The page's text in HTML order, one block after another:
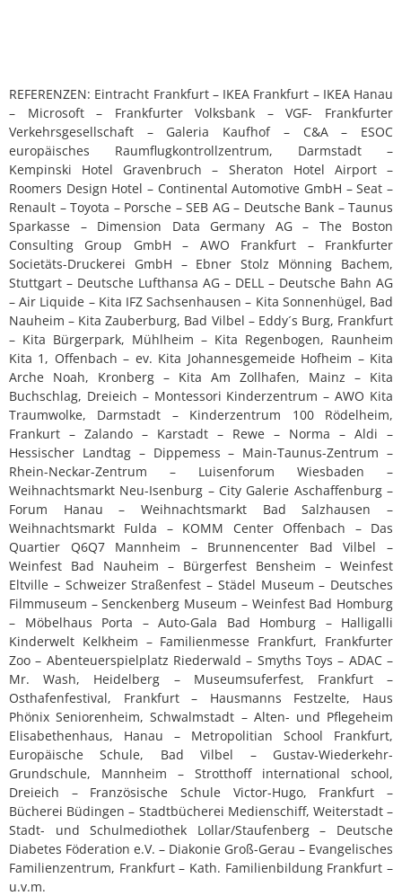
REFERENZEN: Eintracht Frankfurt – IKEA Frankfurt – IKEA Hanau
– Microsoft – Frankfurter Volksbank – VGF- Frankfurter
Verkehrsgesellschaft – Galeria Kaufhof – C&A – ESOC
europäisches Raumflugkontrollzentrum, Darmstadt –
Kempinski Hotel Gravenbruch – Sheraton Hotel Airport –
Roomers Design Hotel – Continental Automotive GmbH – Seat –
Renault – Toyota – Porsche – SEB AG – Deutsche Bank – Taunus
Sparkasse – Dimension Data Germany AG – The Boston
Consulting Group GmbH – AWO Frankfurt – Frankfurter
Societäts-Druckerei GmbH – Ebner Stolz Mönning Bachem,
Stuttgart – Deutsche Lufthansa AG – DELL – Deutsche Bahn AG
– Air Liquide – Kita IFZ Sachsenhausen – Kita Sonnenhügel, Bad
Nauheim – Kita Zauberburg, Bad Vilbel – Eddy´s Burg, Frankfurt
– Kita Bürgerpark, Mühlheim – Kita Regenbogen, Raunheim
Kita 1, Offenbach – ev. Kita Johannesgemeide Hofheim – Kita
Arche Noah, Kronberg – Kita Am Zollhafen, Mainz – Kita
Buchschlag, Dreieich – Montessori Kinderzentrum – AWO Kita
Traumwolke, Darmstadt – Kinderzentrum 100 Rödelheim,
Frankurt – Zalando – Karstadt – Rewe – Norma – Aldi –
Hessischer Landtag – Dippemess – Main-Taunus-Zentrum –
Rhein-Neckar-Zentrum – Luisenforum Wiesbaden –
Weihnachtsmarkt Neu-Isenburg – City Galerie Aschaffenburg –
Forum Hanau – Weihnachtsmarkt Bad Salzhausen –
Weihnachtsmarkt Fulda – KOMM Center Offenbach – Das
Quartier Q6Q7 Mannheim – Brunnencenter Bad Vilbel –
Weinfest Bad Nauheim – Bürgerfest Bensheim – Weinfest
Eltville – Schweizer Straßenfest – Städel Museum – Deutsches
Filmmuseum – Senckenberg Museum – Weinfest Bad Homburg
– Möbelhaus Porta – Auto-Gala Bad Homburg – Halligalli
Kinderwelt Kelkheim – Familienmesse Frankfurt, Frankfurter
Zoo – Abenteuerspielplatz Riederwald – Smyths Toys – ADAC –
Mr. Wash, Heidelberg – Museumsuferfest, Frankfurt –
Osthafenfestival, Frankfurt – Hausmanns Festzelte, Haus
Phönix Seniorenheim, Schwalmstadt – Alten- und Pflegeheim
Elisabethenhaus, Hanau – Metropolitian School Frankfurt,
Europäische Schule, Bad Vilbel – Gustav-Wiederkehr-
Grundschule, Mannheim – Strotthoff international school,
Dreieich – Französische Schule Victor-Hugo, Frankfurt –
Bücherei Büdingen – Stadtbücherei Medienschiff, Weiterstadt –
Stadt- und Schulmediothek Lollar/Staufenberg – Deutsche
Diabetes Föderation e.V. – Diakonie Groß-Gerau – Evangelisches
Familienzentrum, Frankfurt – Kath. Familienbildung Frankfurt –
u.v.m.